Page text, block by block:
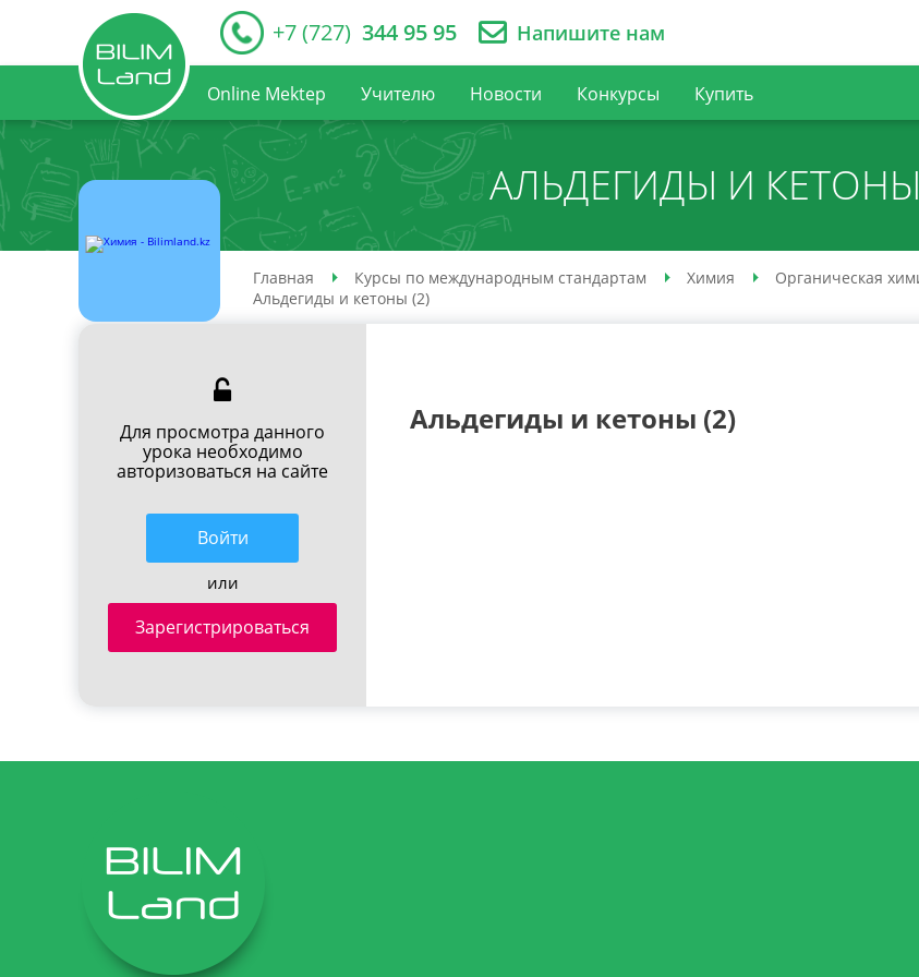
+7 (727) 344 95 95 Напишите нам
Online Mektep Учителю Новости Конкурсы Купить
АЛЬДЕГИДЫ И
Главная Курсы по международным стандартам Химия Органическая
Альдегиды и кетоны (2)
Для просмотра данного
урока необходимо
авторизоваться на сайте
Войти
или
Зарегистрироваться
Альдегиды и кетоны (2)